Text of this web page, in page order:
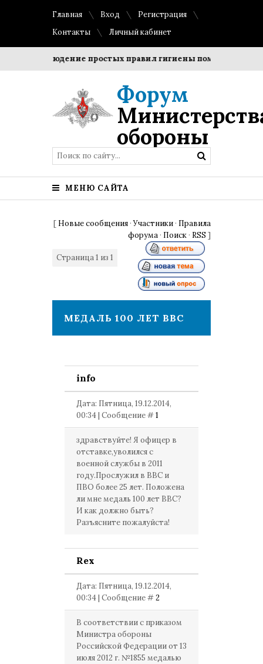
Главная Вход
Регистрация
Контакты
Личный кабинет
Соблюдение простых правил гигиены помогает
Форум
обороны
МЕНЮ САЙТА
[ Новые сообщения ·Участники · Правила
форума · Поиск · RSS ]
Страница1 из 1
МЕДАЛЬ 100 ЛЕТ ВВС
info
Дата: Пятница, 19.12.2014,
00:34 | Сообщение #1
здравствуйте! Я офицер в
отставке,уволился с
военной службы в 2011
году.Прослужил в ВВС и
ПВО более 25 лет. Положена
ли мне медаль 100 лет ВВС?
И как должно быть?
Разъясните пожалуйста!
Rex
Дата: Пятница, 19.12.2014,
00:34 | Сообщение #2
В соответствии с приказом
Министра обороны
Российской Федерации от 13
июля 2012 г. №1855 медалью